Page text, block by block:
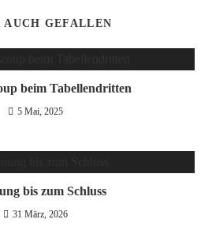
GEFALLEN
beim Tabellendritten
5 Mai, 2025
bis zum Schluss
31 März, 2026